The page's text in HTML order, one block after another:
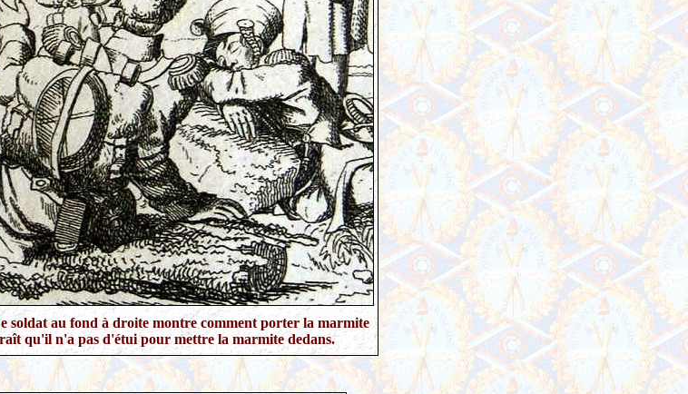
soldat au fond à droite montre comment porter la marmite
qu'il n'a pas d'étui pour mettre la marmite dedans.